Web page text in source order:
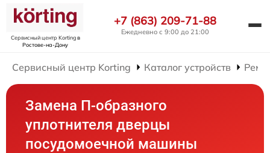
Сервисный центр Kortingв
Ростове-на-Дону
+7 (863) 209-71-88
Ежедневно с 9:00 до 21:00
Сервисный центр Korting Каталог устройств
Замена П-образного
уплотнителя дверцы
посудомоечной машины